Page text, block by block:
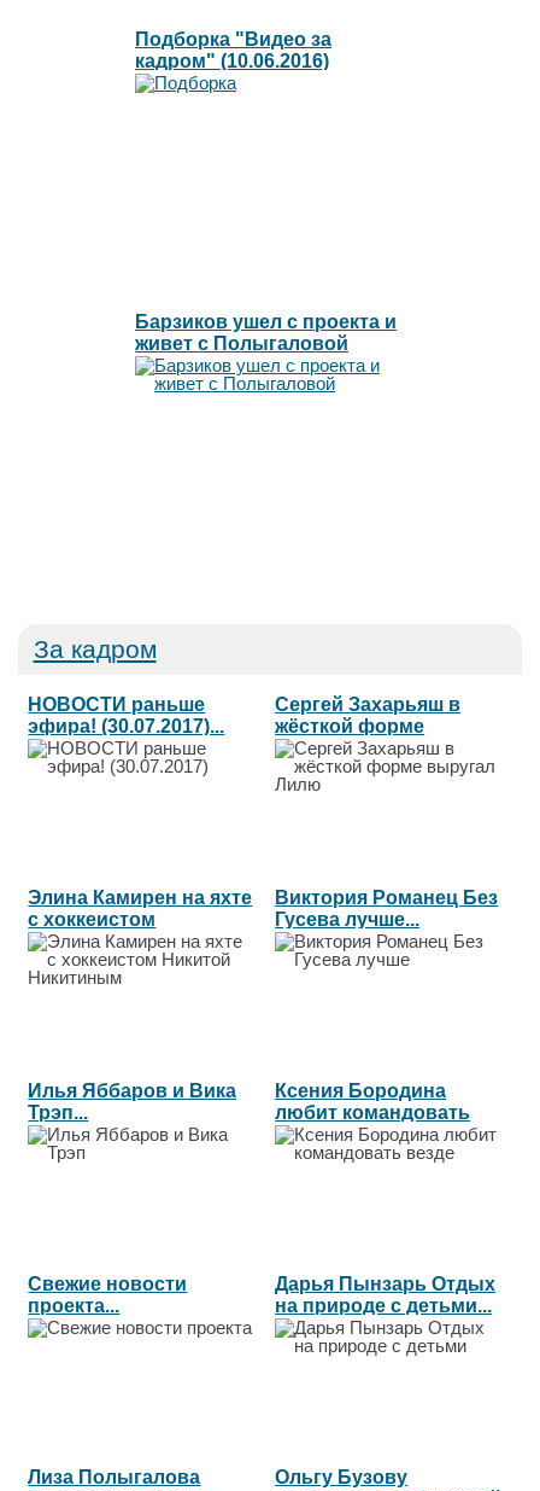
Подборка "Видео за
кадром" (10.06.2016)
Барзиков ушел с проекта и
живет с Полыгаловой
За кадром
НОВОСТИ раньше
эфира! (30.07.2017)...
Сергей Захарьяш в
жёсткой форме
выругал Лилю...
Элина Камирен на яхте
с хоккеистом
Никитой...
Виктория Романец Без
Гусева лучше...
Илья Яббаров и Вика
Трэп...
Ксения Бородина
любит командовать
везде...
Свежие новости
проекта...
Дарья Пынзарь Отдых
на природе с детьми...
Лиза Полыгалова
Ольгу Бузову